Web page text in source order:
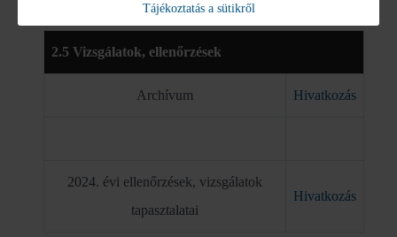
2.5 Vizsgálatok, ellenőrzések
Archívum Hivatkozás
2024. évi ellenőrzések, vizsgálatok
tapasztalatai
Hivatkozás
Tájékoztatás a sütikről